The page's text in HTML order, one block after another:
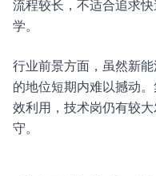
流程较长，不适合追求
学。
行业前景方面，虽然新
的地位短期内难以撼动
效利用，技术岗仍有较
守。